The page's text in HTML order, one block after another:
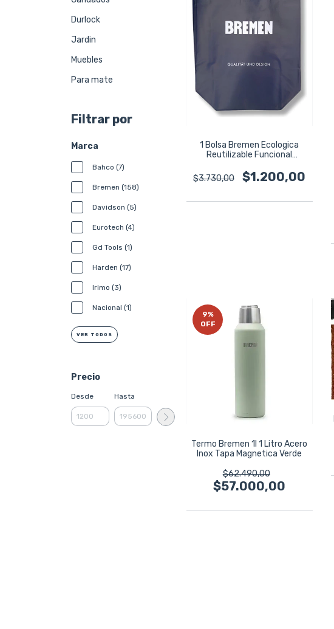
Durlock
Jardin
Muebles
Para mate
Filtrar por
Marca
Bahco (7)
Bremen (158)
Davidson (5)
Eurotech (4)
Gd Tools (1)
Harden (17)
Irimo (3)
Nacional (1)
VER TODOS
Precio
Desde Hasta
1 Bolsa Bremen Ecologica
Reutilizable Funcional
Ecologica Laminada
$3.730,00 $1.200,00
9%
OFF
Termo Bremen 1l 1 Litro Acero
Inox Tapa Magnetica Verde
$62.490,00
$57.000,00